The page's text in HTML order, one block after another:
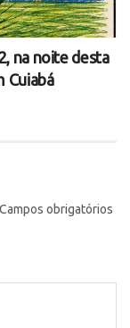
na noite desta
Cuiabá
Campos obrigatórios